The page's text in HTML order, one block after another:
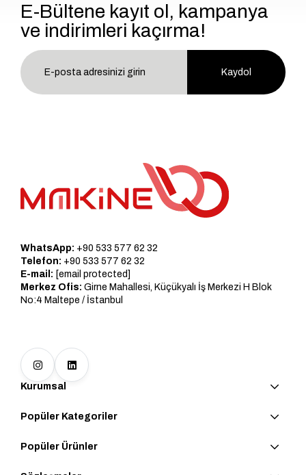
E-Bültene kayıt ol, kampanya
ve indirimleri kaçırma!
Kaydol
WhatsApp: +90 533 577 62 32
Telefon: +90 533 577 62 32
E-mail: [email protected]
Merkez Ofis: Girne Mahallesi, Küçükyalı İş Merkezi H Blok
No:4 Maltepe / İstanbul
Kurumsal
Popüler Kategoriler
Popüler Ürünler